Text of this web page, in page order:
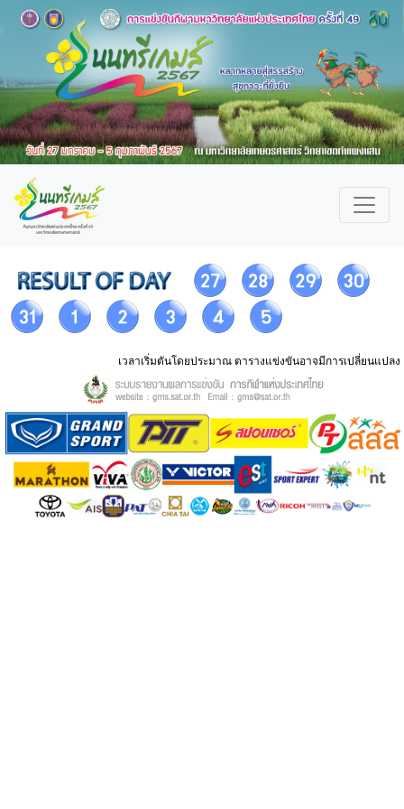
เวลาเริ่มตันโดยประมาณ ตารางแข่งขันอาจมีการเปลี่ยนแปลง